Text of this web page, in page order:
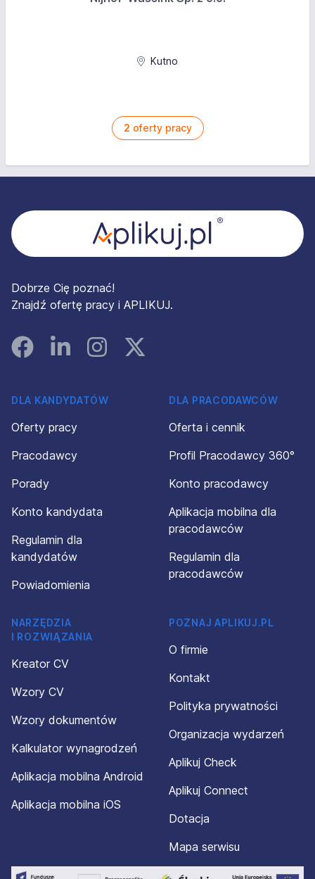
Kutno
2 oferty pracy
Dobrze Cię poznać!
Znajdź ofertę pracy i APLIKUJ.
FacebookLinked InInstagramInstagram
DLA KANDYDATÓW
Oferty pracy
Pracodawcy
Porady
Konto kandydata
Regulamin dla
kandydatów
Powiadomienia
DLA PRACODAWCÓW
Oferta i cennik
Profil Pracodawcy 360°
Konto pracodawcy
Aplikacja mobilna dla
pracodawców
Regulamin dla
pracodawców
NARZĘDZIA
I ROZWIĄZANIA
Kreator CV
Wzory CV
Wzory dokumentów
Kalkulator wynagrodzeń
Aplikacja mobilna Android
Aplikacja mobilna iOS
POZNAJ APLIKUJ.PL
O firmie
Kontakt
Polityka prywatności
Organizacja wydarzeń
Aplikuj Check
Aplikuj Connect
Dotacja
Mapa serwisu